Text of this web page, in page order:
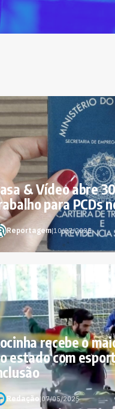
& Vídeo abre
para PCDs
Reportagem|10/07/2025
recebe o
estado com
Redação|07/05/2025